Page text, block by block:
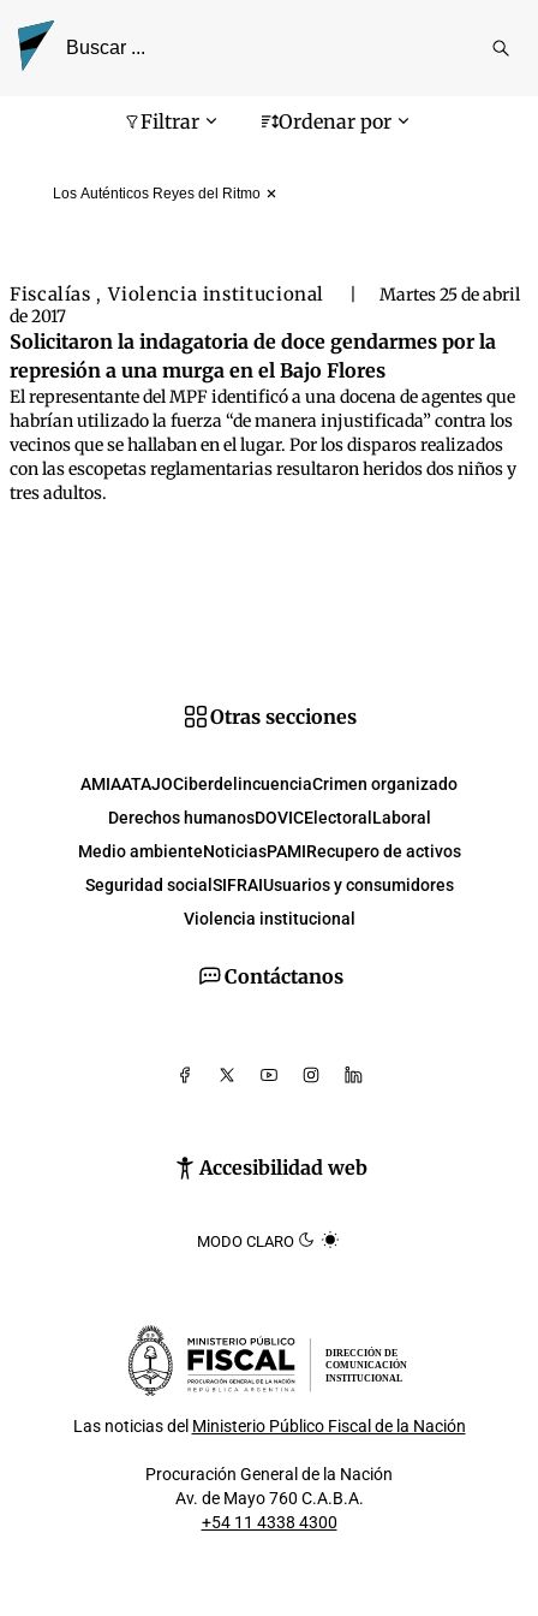
Filtrar Ordenar por
Los Auténticos Reyes del Ritmo
Pantalla de búsqueda
Fiscalías , Violencia institucional
Martes 25 de abril
de 2017
Solicitaron la indagatoria de doce gendarmes por la
represión a una murga en el Bajo Flores
El representante del MPF identificó a una docena de agentes que
habrían utilizado la fuerza “de manera injustificada” contra los
vecinos que se hallaban en el lugar. Por los disparos realizados
con las escopetas reglamentarias resultaron heridos dos niños y
tres adultos.
Contáctanos
Accesibilidad web
MODO CLARO
Otras secciones
AMIAATAJOCiberdelincuenciaCrimen organizado
Derechos humanosDOVICElectoral Laboral
Medio ambienteNoticiasPAMIRecupero de activos
Seguridad social SIFRAIUsuarios y consumidores
Violencia institucional
DIRECCIÓN DE
COMUNICACIÓN
INSTITUCIONAL
Las noticias del Ministerio Público Fiscal de la Nación
Procuración General de la Nación
Av. de Mayo 760 C.A.B.A.
+54 11 4338 4300